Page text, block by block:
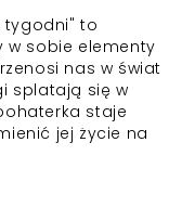
tygodni" to
w sobie elementy
nas w świat
splatają się w
staje
jej życie na